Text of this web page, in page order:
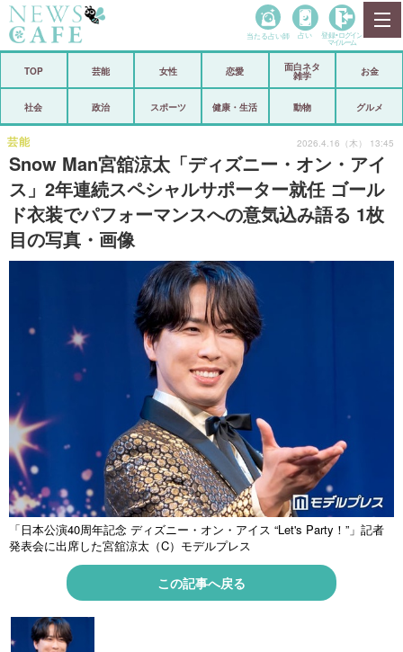
政治
芸能 スポーツ
恋愛 ビックリ
コメントポスト
ショップ
登録・ログイン/マイルーム
当たる占い師 占い 登録• ログイン
マイルーム
TOP 芸能 女性 恋愛
面白ネタ
雑学
お金
社会 政治 スポーツ 健康・生活 動物 グルメ
Snow Man宮舘涼太「ディズニー・オン・アイ
ス」2年連続スペシャルサポーター就任 ゴール
ド衣装でパフォーマンスへの意気込み語る 1枚
目の写真・画像
芸能 2026.4.16（木） 13:45
「日本公演40周年記念 ディズニー・オン・アイス “Let's Party！”」記者
発表会に出席した宮舘涼太（C）モデルプレス
この記事へ戻る